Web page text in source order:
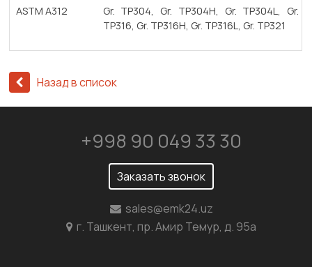
ASTM A312
Gr. TP304, Gr. TP304H, Gr. TP304L, Gr.
TP316, Gr. TP316H, Gr. TP316L, Gr. TP321
Назад в список
+998 90 049 33 30
Заказать звонок
sales@emk24.uz
г. Ташкент, пр. Амир Темур, д. 95а